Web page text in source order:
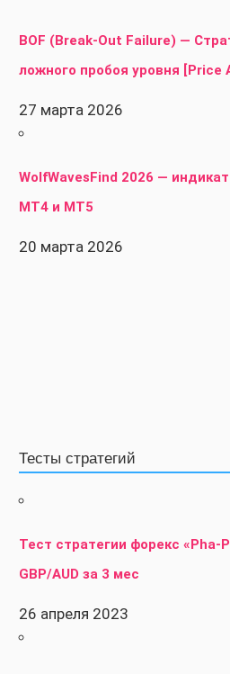
BOF (Break-Out Failure) —
ложного пробоя уровня [Price
27 марта 2026
WolfWavesFind 2026 —
MT4 и MT5
20 марта 2026
Тесты стратегий
Тест стратегии форекс «Pha-
GBP/AUD за 3 мес
26 апреля 2023